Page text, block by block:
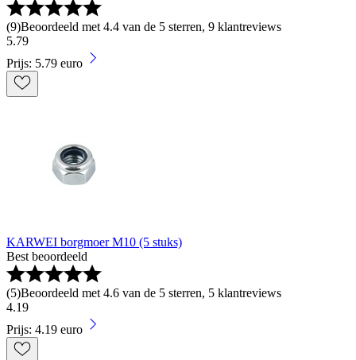
(9)Beoordeeld met 4.4 van de 5 sterren, 9 klantreviews
5.79
Prijs: 5.79 euro
KARWEI borgmoer M10 (5 stuks)
Best beoordeeld
(5)Beoordeeld met 4.6 van de 5 sterren, 5 klantreviews
4.19
Prijs: 4.19 euro